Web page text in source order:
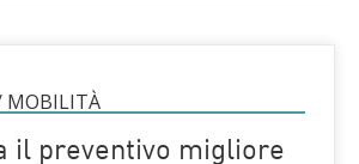
MOBILITÀ
il preventivo migliore